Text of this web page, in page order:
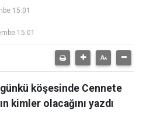
15:01
15:01
köşesinde Cennete
kimler olacağını yazdı